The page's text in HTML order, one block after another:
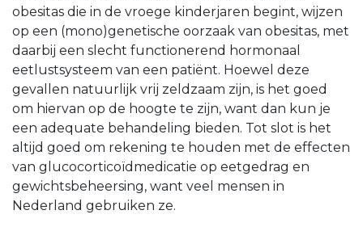
obesitas die in de vroege kinderjaren begint, wijzen
op een (mono)genetische oorzaak van obesitas, met
daarbij een slecht functionerend hormonaal
eetlustsysteem van een patiënt. Hoewel deze
gevallen natuurlijk vrij zeldzaam zijn, is het goed
om hiervan op de hoogte te zijn, want dan kun je
een adequate behandeling bieden. Tot slot is het
altijd goed om rekening te houden met de effecten
van glucocorticoïdmedicatie op eetgedrag en
gewichtsbeheersing, want veel mensen in
Nederland gebruiken ze.